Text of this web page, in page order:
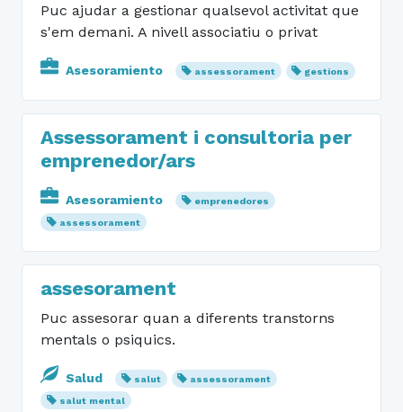
Puc ajudar a gestionar qualsevol activitat que
s'em demani. A nivell associatiu o privat
Asesoramiento assessorament gestions
Assessorament i consultoria per
emprenedor/ars
Asesoramiento
emprenedores
assessorament
assesorament
Puc assesorar quan a diferents transtorns
mentals o psiquics.
Salud salut
assessorament
salut mental